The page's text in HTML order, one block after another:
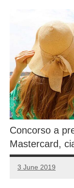
Concorso a
Mastercard,
3 June 2019
Luca
No